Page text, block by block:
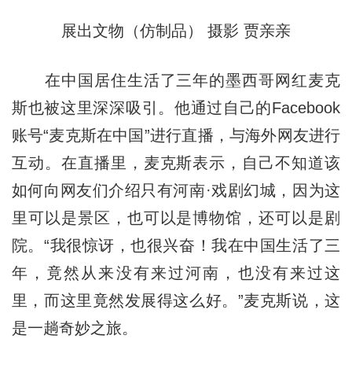
展出文物（仿制品） 摄影 贾亲亲
在中国居住生活了三年的墨西哥网红麦克
斯也被这里深深吸引。他通过自己的Facebook
账号“麦克斯在中国”进行直播，与海外网友进行
互动。在直播里，麦克斯表示，自己不知道该
如何向网友们介绍只有河南·戏剧幻城，因为这
里可以是景区，也可以是博物馆，还可以是剧
院。“我很惊讶，也很兴奋！我在中国生活了三
年，竟然从来没有来过河南，也没有来过这
里，而这里竟然发展得这么好。”麦克斯说，这
是一趟奇妙之旅。